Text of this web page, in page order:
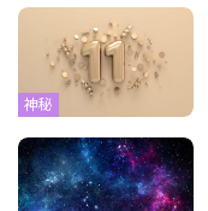
神秘